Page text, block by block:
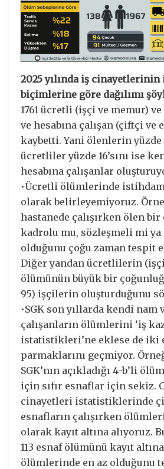
2025 yılında iş
biçimlerine göre dağılımı
1761 ücretli (işçi ve memur)
ve hesabına çalışan (çiftçi ve
kaybetti. Yani ölenlerin yüzde
ücretliler yüzde 16’sını ise
hesabına çalışanlar
•Ücretli ölümlerinde
olarak belirleyemiyoruz.
hastanede çalışırken ölen
kadrolu mu, sözleşmeli mi ya
olduğunu çoğu zaman tespit
Diğer yandan ücretlilerin
ölümünün büyük bir
95) işçilerin oluşturduğunu
•SGK son yıllarda kendi nam
çalışanların ölümlerini ‘iş
istatistikleri’ne eklese de iki
parmaklarını geçmiyor.
SGK’nın açıkladığı 4-b’li
için sıfır esnaflar için sekiz.
cinayetleri istatistiklerinde
esnafların çalışırken
olarak kayıt altına alıyoruz.
113 esnaf ölümünü kayıt
ölümlerinde en az olduğunu